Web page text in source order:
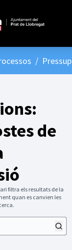
/
de
filtra els resultats de la
quan es canvien les